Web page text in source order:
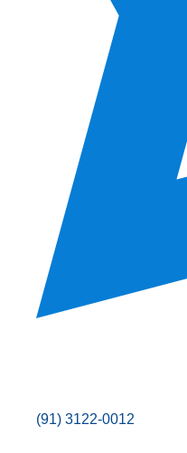
(91) 3122-0012